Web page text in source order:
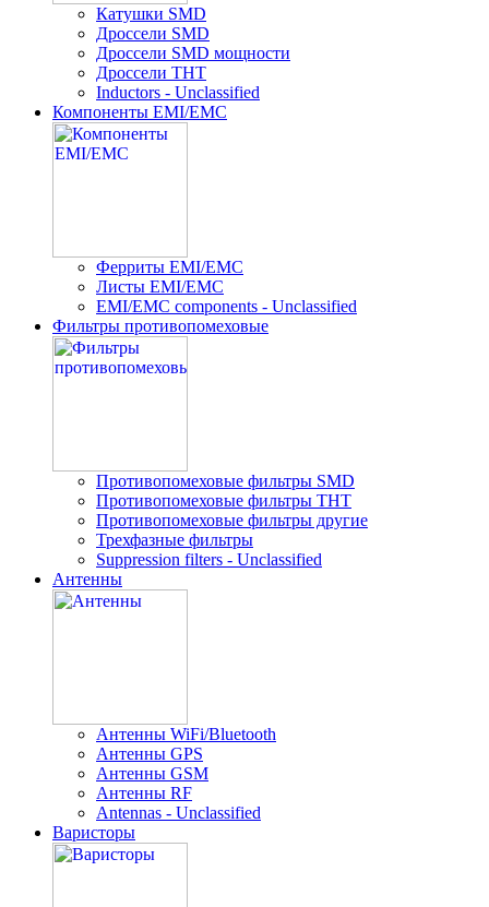
Катушки SMD
Дроссели SMD
Дроссели SMD мощности
Дроссели THT
Inductors - Unclassified
Компоненты EMI/EMC
Ферриты EMI/EMC
Листы EMI/EMC
EMI/EMC components - Unclassified
Фильтры противопомеховые
Противопомеховые фильтры SMD
Противопомеховые фильтры THT
Противопомеховые фильтры другие
Трехфазные фильтры
Suppression filters - Unclassified
Антенны
Антенны WiFi/Bluetooth
Антенны GPS
Антенны GSM
Антенны RF
Antennas - Unclassified
Варисторы